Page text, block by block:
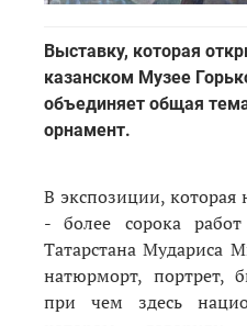
Выставку, которая
казанском Музее
объединяет общая
орнамент.
В экспозиции, которая
- более сорока
Татарстана Мудариса
натюрморт, портрет,
при чем здесь